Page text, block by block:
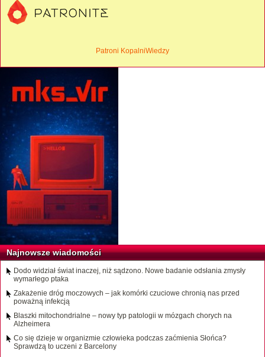
Patroni KopalniWiedzy
Najnowsze wiadomości
Dodo widział świat inaczej, niż sądzono. Nowe badanie odsłania zmysły
wymarłego ptaka
Zakażenie dróg moczowych – jak komórki czuciowe chronią nas przed
poważną infekcją
Blaszki mitochondrialne – nowy typ patologii w mózgach chorych na
Alzheimera
Co się dzieje w organizmie człowieka podczas zaćmienia Słońca?
Sprawdzą to uczeni z Barcelony